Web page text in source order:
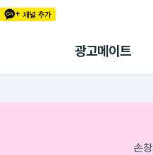
광고메이트
광고리포트
손